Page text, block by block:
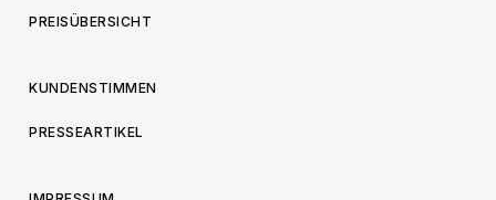
PREISÜBERSICHT
KUNDENSTIMMEN
PRESSEARTIKEL